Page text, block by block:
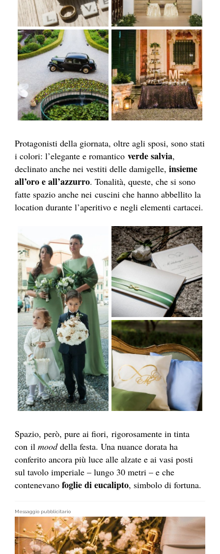
Protagonisti della giornata, oltre agli sposi, sono stati
i colori: l’elegante e romantico verde salvia,
declinato anche nei vestiti delle damigelle, insieme
all’oro e all’azzurro. Tonalità, queste, che si sono
fatte spazio anche nei cuscini che hanno abbellito la
location durante l’aperitivo e negli elementi cartacei.
Spazio, però, pure ai fiori, rigorosamente in tinta
con il mooddella festa. Una nuance dorata ha
conferito ancora più luce alle alzate e ai vasi posti
sul tavolo imperiale – lungo 30 metri – e che
contenevano foglie di eucalipto, simbolo di fortuna.
Messaggio pubblicitario